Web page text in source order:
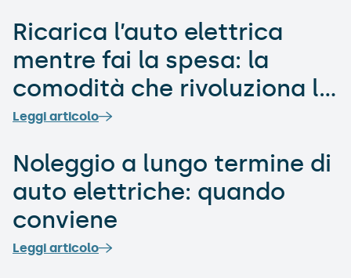
Ricarica l’auto elettrica
mentre fai la spesa: la
comodità che rivoluziona la
routine
Leggi articolo
Noleggio a lungo termine di
auto elettriche: quando
conviene
Leggi articolo